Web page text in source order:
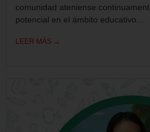
comunidad ateniense
potencial en el ámbito educativo...
LEER MÁS →